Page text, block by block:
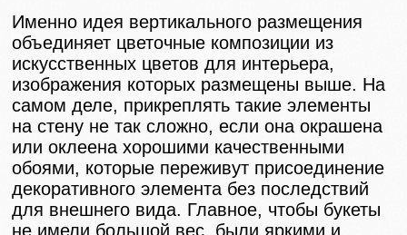
Именно идея вертикального размещения
объединяет цветочные композиции из
искусственных цветов для интерьера,
изображения которых размещены выше. На
самом деле, прикреплять такие элементы
на стену не так сложно, если она окрашена
или оклеена хорошими качественными
обоями, которые переживут присоединение
декоративного элемента без последствий
для внешнего вида. Главное, чтобы букеты
не имели большой вес, были яркими и